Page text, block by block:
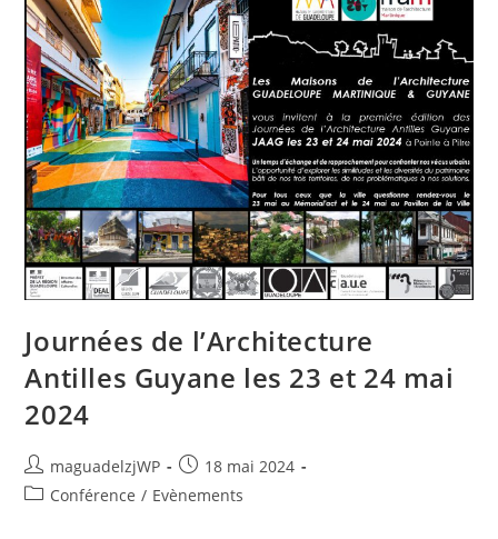
Guyane
2024
Journées de l’Architecture
Antilles Guyane les 23 et 24 mai
2024
Auteur/autrice
de
maguadelzjWP
Publication
publiée :
18 mai 2024
PostConférence / Evènements